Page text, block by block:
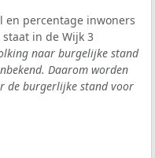
en percentage inwoners
in de Wijk 3
naar burgelijke stand
Daarom worden
de burgerlijke stand voor